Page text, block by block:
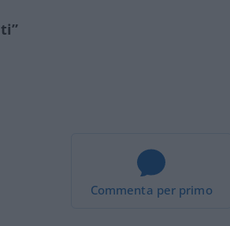
Commenta per primo